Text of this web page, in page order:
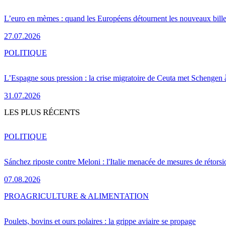
L’euro en mèmes : quand les Européens détournent les nouveaux
27.07.2026
L’Espagne sous pression : la crise migratoire de Ceuta met Schengen
31.07.2026
POLITIQUE
LES PLUS RÉCENTS
Sánchez riposte contre Meloni : l'Italie menacée de mesures de
07.08.2026
POLITIQUE
Poulets, bovins et ours polaires : la grippe aviaire se propage
PROAGRICULTURE & ALIMENTATION